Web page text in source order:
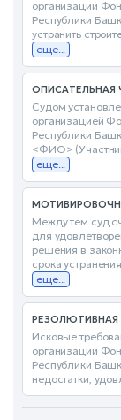
организации
Республики
устранить
еще...
ОПИСАТЕЛЬНАЯ
Судом
организацией
Республики
<ФИО>
еще...
Между тем суд
для
решения в
срока
еще...
РЕЗОЛЮТИВНАЯ
Исковые
организации
Республики
недостатки,